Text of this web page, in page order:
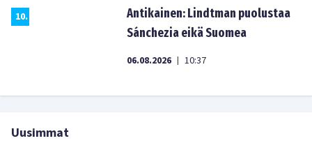
10.
Antikainen: Lindtman puolustaa
Sánchezia eikä Suomea
06.08.2026 | 10:37
Uusimmat